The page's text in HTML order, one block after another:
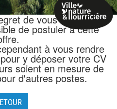
de vous annoncer
de postuler à cette
à vous rendre
y déposer votre CV
soient en mesure de
d'autres postes.